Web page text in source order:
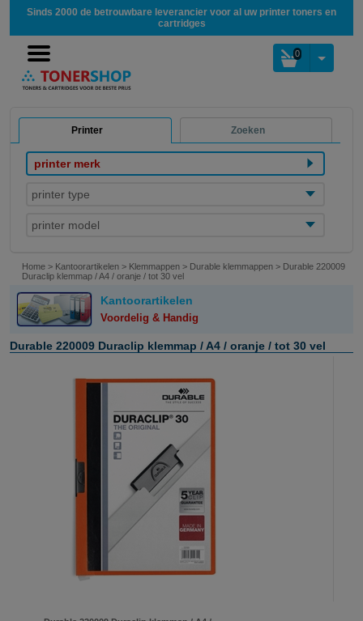
Sinds 2000 de betrouwbare leverancier voor al uw printer toners en
cartridges
0
Printer Zoeken
printer merk
printer type
printer model
Home > Kantoorartikelen > Klemmappen > Durable klemmappen > Durable 220009
Duraclip klemmap / A4 / oranje / tot 30 vel
Kantoorartikelen
Voordelig & Handig
Durable 220009 Duraclip klemmap / A4 / oranje / tot 30 vel